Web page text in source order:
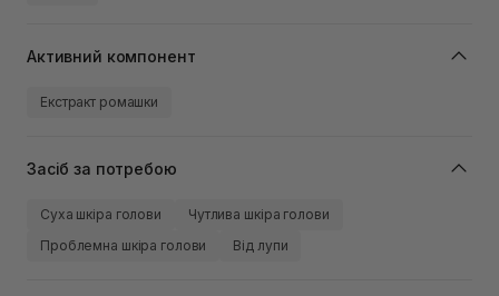
Активний компонент
Екстракт ромашки
Засіб за потребою
Суха шкіра голови
Чутлива шкіра голови
Проблемна шкіра голови
Від лупи